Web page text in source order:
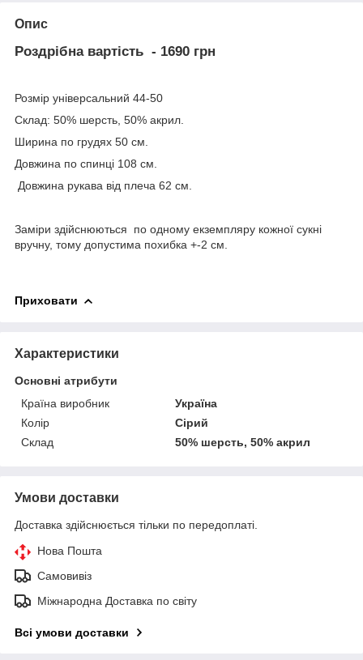
Опис
Роздрібна вартість - 1690 грн
Розмір універсальний 44-50
Склад: 50% шерсть, 50% акрил.
Ширина по грудях 50 см.
Довжина по спинці 108 см.
Довжина рукава від плеча 62 см.
Заміри здійснюються по одному екземпляру кожної сукні
вручну, тому допустима похибка +-2 см.
Приховати
Характеристики
Основні атрибути
Країна виробник
Україна
Колір
Сірий
Склад
50% шерсть, 50% акрил
Умови доставки
Доставка здійснюється тільки по передоплаті.
Нова Пошта
Самовивіз
Міжнародна Доставка по світу
Всі умови доставки